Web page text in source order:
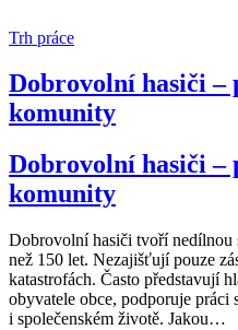
Trh práce
Dobrovolní hasiči –
komunity
Dobrovolní hasiči –
komunity
Dobrovolní hasiči tvoří nedílnou
než 150 let. Nezajišťují pouze
katastrofách. Často představují
obyvatele obce, podporuje práci
i společenském životě. Jakou…